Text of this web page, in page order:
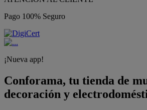
Pago 100% Seguro
¡Nueva app!
Conforama, tu tienda de
decoración y